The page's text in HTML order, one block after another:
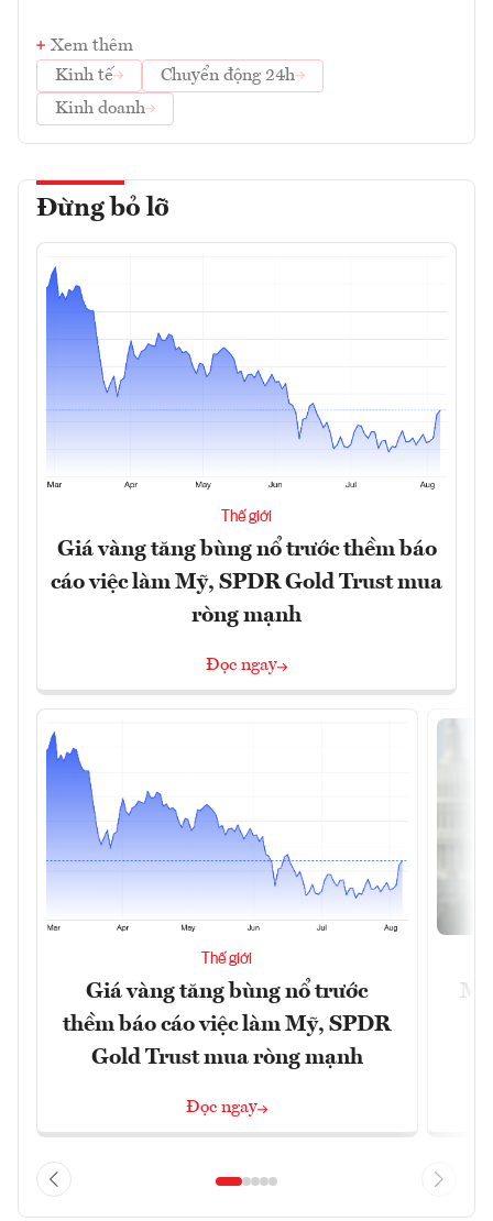
Xem thêm
Kinh tế
Chuyển động 24h
Kinh doanh
Đừng bỏ lỡ
Thế giới
Giá vàng tăng bùng nổ trước thềm báo
cáo việc làm Mỹ, SPDR Gold Trust mua
ròng mạnh
Đọc ngay
Thế giới
Giá vàng tăng bùng nổ trước
thềm báo cáo việc làm Mỹ, SPDR
Gold Trust mua ròng mạnh
Đọc ngay